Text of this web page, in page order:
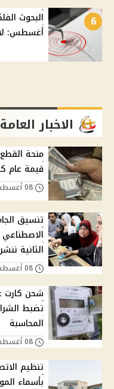
6
أغسطس: لا
الاخبار العامة
منحة
قيمة عام
الثانية
شحن كارت
تضبط
المحاسبة
تنظيم
بأسماء